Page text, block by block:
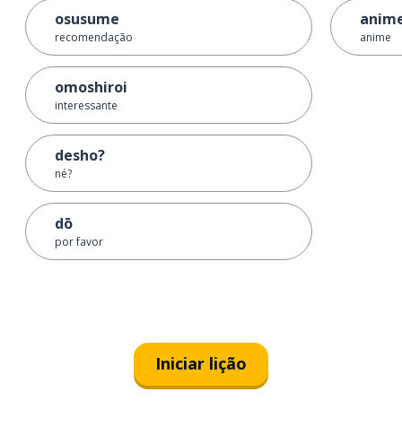
osusume
recomendação
omoshiroi
interessante
desho?
né?
dō
por favor
anime
Iniciar lição